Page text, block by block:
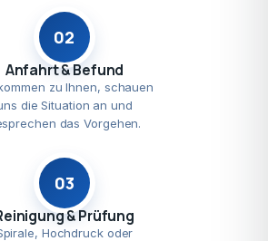
02
Anfahrt & Befund
zu Ihnen, schauen
die Situation an und
das Vorgehen.
03
& Prüfung
Hochdruck oder